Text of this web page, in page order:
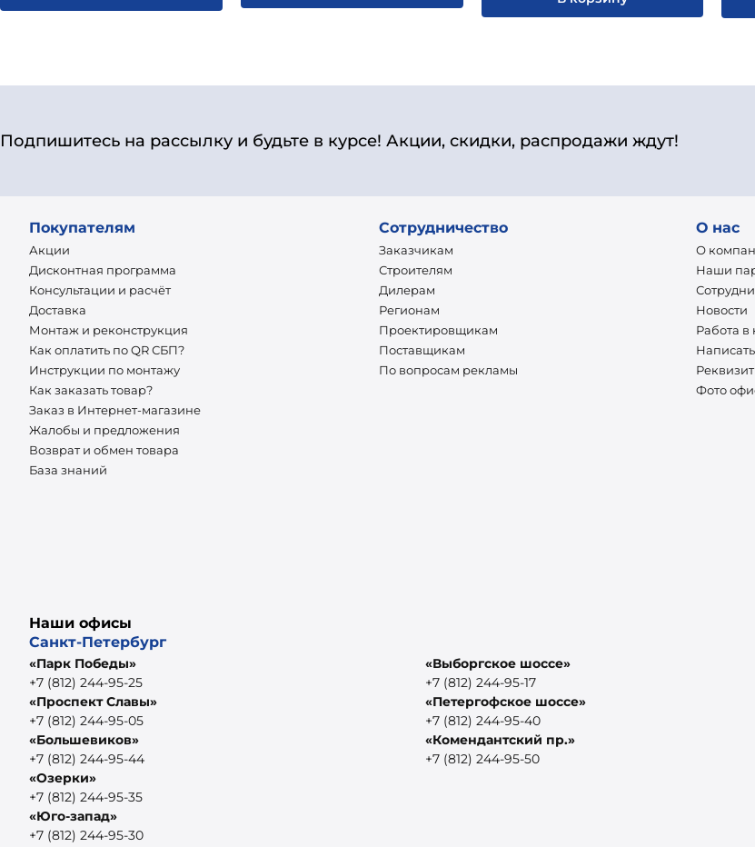
Подпишитесь на рассылку и будьте в курсе! Акции, скидки, распродажи ждут!
Покупателям
Акции
Дисконтная программа
Консультации и расчёт
Доставка
Монтаж и реконструкция
Как оплатить по QR СБП?
Инструкции по монтажу
Как заказать товар?
Заказ в Интернет-магазине
Жалобы и предложения
Возврат и обмен товара
База знаний
Сотрудничество
Заказчикам
Строителям
Дилерам
Регионам
Проектировщикам
Поставщикам
По вопросам рекламы
О нас
О
Наши
Новости
Работа
Фото
Наши офисы
Санкт-Петербург
«Парк Победы»
+7 (812) 244-95-25
«Проспект Славы»
+7 (812) 244-95-05
«Большевиков»
+7 (812) 244-95-44
«Озерки»
+7 (812) 244-95-35
«Юго-запад»
+7 (812) 244-95-30
«Выборгское шоссе»
+7 (812) 244-95-17
«Петергофское шоссе»
+7 (812) 244-95-40
«Комендантский пр.»
+7 (812) 244-95-50